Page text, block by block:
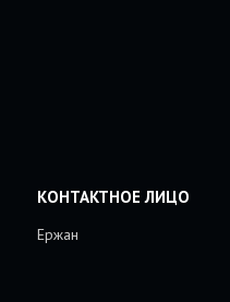
Ержан